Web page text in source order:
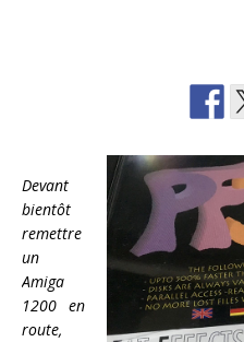
Devant
bientôt
remettre
un
Amiga
1200 en
route,